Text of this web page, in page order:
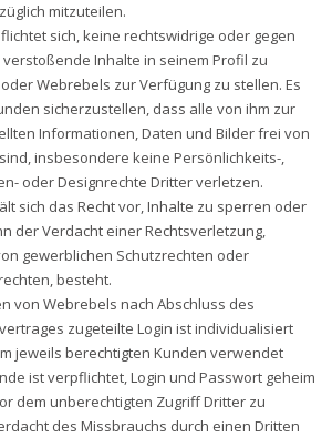
mitzuteilen.
sich, keine rechtswidrige oder gegen
Inhalte in seinem Profil zu
Webrebels zur Verfügung zu stellen. Es
sicherzustellen, dass alle von ihm zur
Informationen, Daten und Bilder frei von
insbesondere keine Persönlichkeits-,
oder Designrechte Dritter verletzen.
sich das Recht vor, Inhalte zu sperren oder
der Verdacht einer Rechtsverletzung,
gewerblichen Schutzrechten oder
besteht.
von Webrebels nach Abschluss des
zugeteilte Login ist individualisiert
jeweils berechtigten Kunden verwendet
ist verpflichtet, Login und Passwort geheim
dem unberechtigten Zugriff Dritter zu
des Missbrauchs durch einen Dritten